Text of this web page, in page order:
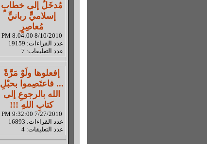
مُدخَلٌ إلى خطابٍ
إسلاميٍّ ربانيٍّ
مُعاصِرٍ
8/10/2010 8:04:00 PM
عدد القراءات: 19159
عدد التعليقات: 7
إفعلوها ولَوْ مَرَّةً
... فاعتَصِموا بحبْلِ
الله بالرجوعِ إلى
كتابِ اللهِ !!!
7/27/2010 9:32:00 PM
عدد القراءات: 16893
عدد التعليقات: 4